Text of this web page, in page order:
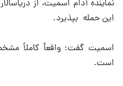
نماینده آدام اسمیت، از
این حمله بپذیرد.
اسمیت گفت: واقعاً کاملاً
است.